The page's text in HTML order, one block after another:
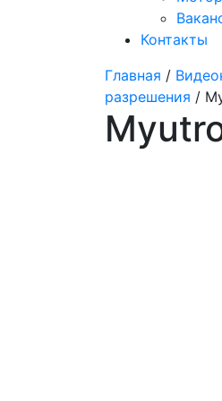
Контакты
Главная /
разрешения /